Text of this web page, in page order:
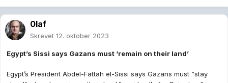
0laf
Skrevet 12. oktober 2023
Egypt’s Sissi says Gazans must ‘remain on their land’
Egypt’s President Abdel-Fattah el-Sissi says Gazans must “stay